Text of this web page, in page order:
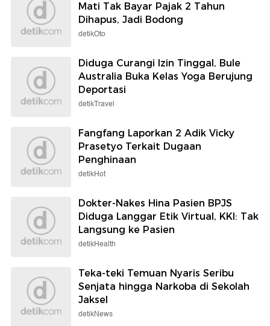
Mati Tak Bayar Pajak 2 Tahun
Dihapus, Jadi Bodong
detikOto
Diduga Curangi Izin Tinggal, Bule
Australia Buka Kelas Yoga Berujung
Deportasi
detikTravel
Fangfang Laporkan 2 Adik Vicky
Prasetyo Terkait Dugaan
Penghinaan
detikHot
Dokter-Nakes Hina Pasien BPJS
Diduga Langgar Etik Virtual, KKI: Tak
Langsung ke Pasien
detikHealth
Teka-teki Temuan Nyaris Seribu
Senjata hingga Narkoba di Sekolah
Jaksel
detikNews